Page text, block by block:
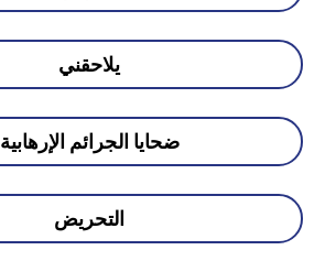
يلاحقني
ضحايا الجرائم الإرهابية
التحريض